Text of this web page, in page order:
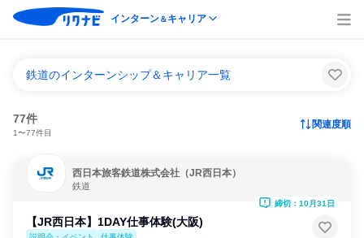
インターン＆キャリア
鉄道のインターンシップ＆キャリア一覧
77件
1〜77件目
関連度順
西日本旅客鉄道株式会社（JR西日本）
鉄道
【JR西日本】1DAY仕事体験(大阪)
締切：10月31日